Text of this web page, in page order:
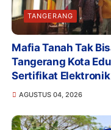
TANGERANG
Mafia Tanah Tak
Tangerang Kota
Sertifikat Elektronik
AGUSTUS 04, 2026